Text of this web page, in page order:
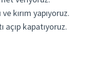
kırım yapıyoruz.
kapatıyoruz.